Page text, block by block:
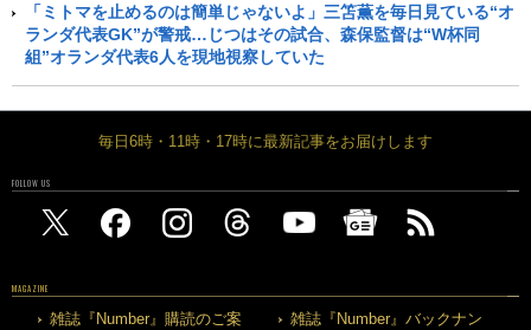
「ミトマを止めるのは簡単じゃないよ」三笘薫を毎日見ている“オ
ランダ代表GK”が警戒…じつはその試合、森保監督は“W杯同
組”オランダ代表6人を現地視察していた
毎日6時・11時・17時に最新記事をお届けします
FOLLOW US
MAGAZINE
雑誌『Number』購読のご案
雑誌『Number』バックナン